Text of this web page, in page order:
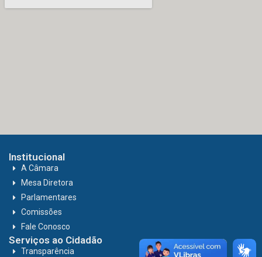
Institucional
A Câmara
Mesa Diretora
Parlamentares
Comissões
Fale Conosco
Serviços ao Cidadão
Transparência